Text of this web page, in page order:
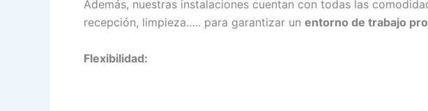
Además, nuestras instalaciones cuentan con todas las
recepción, limpieza….. para garantizar un entorno de trabajo
Flexibilidad: